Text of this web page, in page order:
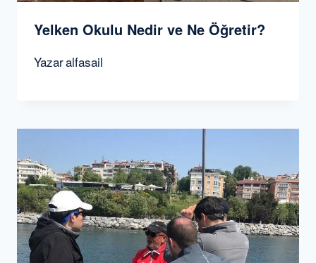
Yelken Okulu Nedir ve Ne Öğretir?
Yazaralfasail